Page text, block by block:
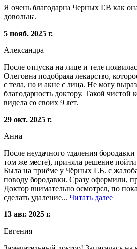
Я очень благодарна Черных Г.В как
довольна.
5 нояб. 2025 г.
Александра
После отпуска на лице и теле
Олеговна подобрала лекарство,
с тела, но и акне с лица. Не могу
благодарность доктору. Такой чистой
видела со своих 9 лет.
29 окт. 2025 г.
Анна
После неудачного удаления бородавки
том же месте), приняла решение пойти
Была на приёме у Чёрных Г.В. с
поводу бородавки. Сразу оформили,
Доктор внимательно осмотрел, по
сделать удаление... Читать далее
13 авг. 2025 г.
Евгения